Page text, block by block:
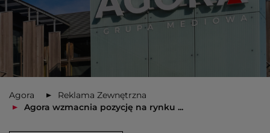
Agora
Reklama Zewnętrzna
Agora wzmacnia pozycję na rynku ...